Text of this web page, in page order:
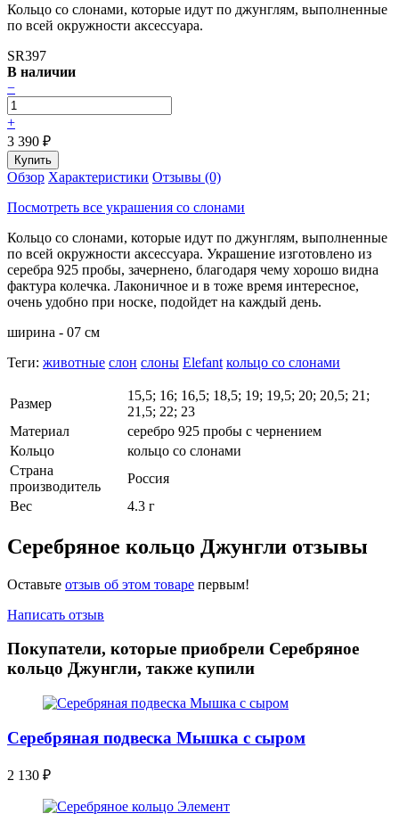
Кольцо со слонами, которые идут по джунглям, выполненные
по всей окружности аксессуара.
SR397
В наличии
−
+
3 390 ₽
Обзор Характеристики Отзывы (0)
Посмотреть все украшения со слонами
Кольцо со слонами, которые идут по джунглям, выполненные
по всей окружности аксессуара. Украшение изготовлено из
серебра 925 пробы, зачернено, благодаря чему хорошо видна
фактура колечка. Лаконичное и в тоже время интересное,
очень удобно при носке, подойдет на каждый день.
ширина - 07 см
Теги: животные слон слоны Elefant кольцо со слонами
Размер
15,5; 16; 16,5; 18,5; 19; 19,5; 20; 20,5; 21;
21,5; 22; 23
Материал
серебро 925 пробы с чернением
Кольцо
кольцо со слонами
Страна
производитель
Россия
Вес
4.3 г
Серебряное кольцо Джунгли отзывы
Оставьте отзыв об этом товаре первым!
Написать отзыв
Покупатели, которые приобрели Серебряное
кольцо Джунгли, также купили
Серебряная подвеска Мышка с сыром
2 130 ₽